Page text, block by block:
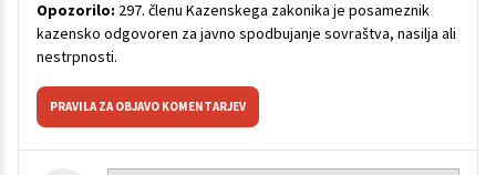
Opozorilo: 297. členu Kazenskega zakonika je posameznik
kazensko odgovoren za javno spodbujanje sovraštva, nasilja ali
nestrpnosti.
PRAVILA ZA OBJAVO KOMENTARJEV